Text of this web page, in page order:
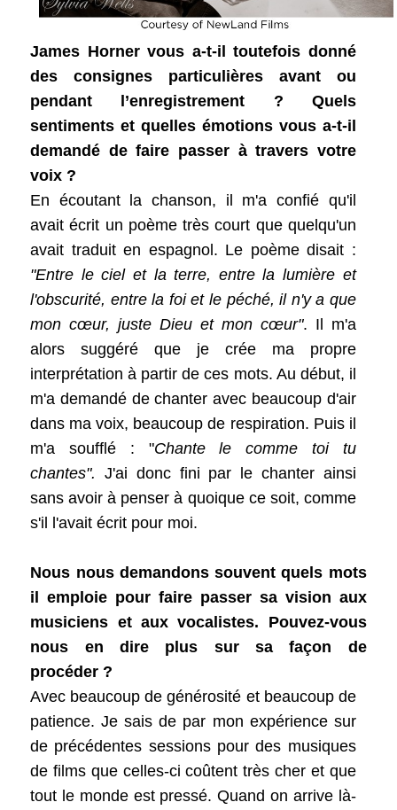
James Horner vous a-t-il toutefois donné
des consignes particulières avant ou
pendant l’enregistrement ? Quels
sentiments et quelles émotions vous a-t-il
demandé de faire passer à travers votre
voix ?
En écoutant la chanson, il m'a confié qu'il
avait écrit un poème très court que quelqu'un
avait traduit en espagnol. Le poème disait :
"Entre le ciel et la terre, entre la lumière et
l'obscurité, entre la foi et le péché, il n'y a que
mon cœur, juste Dieu et mon cœur". Il m'a
alors suggéré que je crée ma propre
interprétation à partir de ces mots. Au début, il
m'a demandé de chanter avec beaucoup d'air
dans ma voix, beaucoup de respiration. Puis il
m'a soufflé : "Chante le comme toi tu
chantes". J'ai donc fini par le chanter ainsi
sans avoir à penser à quoique ce soit, comme
s'il l'avait écrit pour moi.
Nous nous demandons souvent quels mots
il emploie pour faire passer sa vision aux
musiciens et aux vocalistes. Pouvez-vous
nous en dire plus sur sa façon de
procéder ?
Avec beaucoup de générosité et beaucoup de
patience. Je sais de par mon expérience sur
de précédentes sessions pour des musiques
de films que celles-ci coûtent très cher et que
tout le monde est pressé. Quand on arrive là-